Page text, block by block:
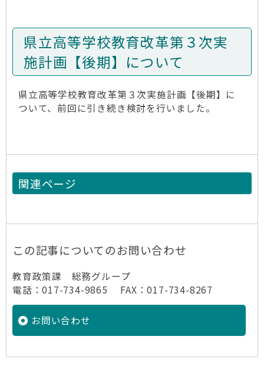
県立高等学校教育改革第３次実
施計画【後期】について
県立高等学校教育改革第３次実施計画【後期】に
ついて、前回に引き続き検討を行いました。
関連ページ
この記事についてのお問い合わせ
教育政策課 総務グループ
電話：017-734-9865 FAX：017-734-8267
お問い合わせ